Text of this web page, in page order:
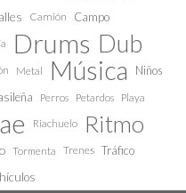
Camión Campo
Drums Dub
Metal Música
Niños
Perros Petardos Playa
Riachuelo Ritmo
Tormenta Trenes Tráfico